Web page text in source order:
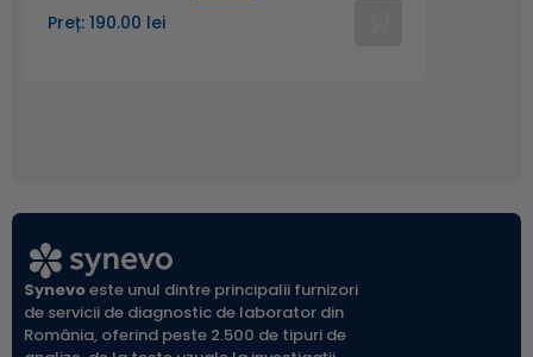
Preț: 190.00 lei
Synevoeste unul dintre principalii furnizori
de servicii de diagnostic de laborator din
România, oferind peste 2.500 de tipuri de